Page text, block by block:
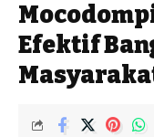
Efektif